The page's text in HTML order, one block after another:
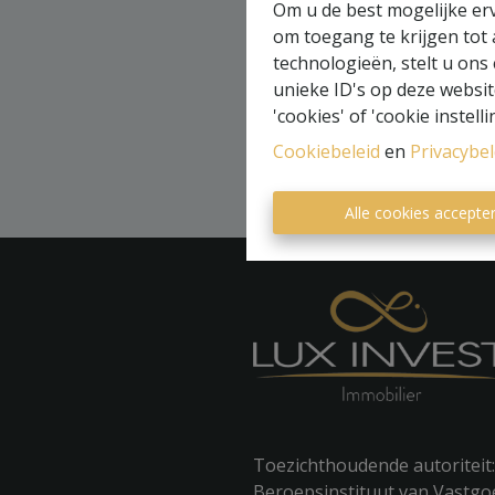
Om u de best mogelijke
om toegang te krijgen tot
technologieën, stelt u
unieke ID's op deze
'cookies' of 'cookie
Cookiebeleid en
Alle cookies
Toezichthoudende autoriteit: